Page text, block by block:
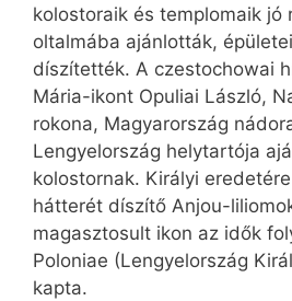
kolostoraik és templomaik jó
oltalmába ajánlották,
díszítették. A czestochowai
Mária-ikont Opuliai László,
rokona, Magyarország
Lengyelország helytartója
kolostornak. Királyi
hátterét díszítő Anjou-
magasztosult ikon az idők
Poloniae (Lengyelország
kapta.